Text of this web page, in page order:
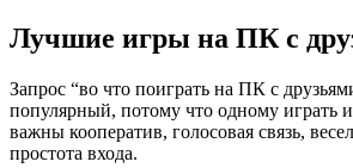
Лучшие игры на ПК с
Запрос “во что поиграть на ПК с
популярный, потому что одному играть
важны кооператив, голосовая связь,
простота входа.